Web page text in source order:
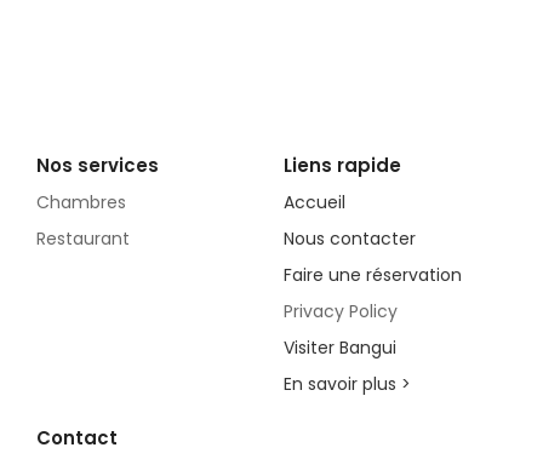
Nos services
Chambres
Restaurant
Liens rapide
Accueil
Nous contacter
Faire une réservation
Privacy Policy
Visiter Bangui
En savoir plus >
Contact